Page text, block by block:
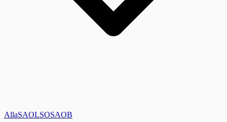
AllaSAOLSOSAOB